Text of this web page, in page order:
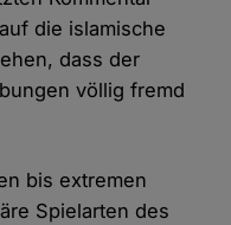
die islamische
dass der
völlig fremd
bis extremen
Spielarten des